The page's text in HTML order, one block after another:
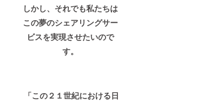
しかし、それでも私たちは
この夢のシェアリングサー
ビスを実現させたいので
す。
「この２１世紀における日